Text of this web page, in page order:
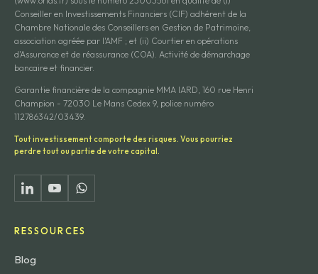
Conseiller en Investissements Financiers (CIF) adhérent de la
Chambre Nationale des Conseillers en Gestion de Patrimoine,
association agréée par l'AMF ; et (ii) Courtier en opérations
d'Assurance et de réassurance (COA). Activité de démarchage
bancaire et financier.
Garantie financière de la compagnie MMA IARD, 160 rue Henri
Champion - 72030 Le Mans Cedex 9, police numéro
112786342/03439.
Tout investissement comporte des risques. Vous pourriez
perdre tout ou partie de votre capital.
RESSOURCES
Blog